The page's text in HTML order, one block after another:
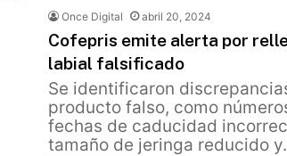
Once Digital abril 20, 2024
Cofepris emite alerta por
labial falsificado
Se identificaron
producto falso, como
fechas de caducidad
tamaño de jeringa reducido